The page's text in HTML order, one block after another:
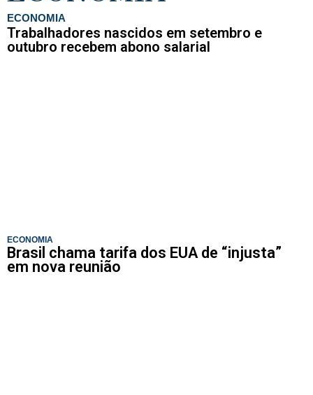
ECONOMIA
Trabalhadores nascidos em setembro e
outubro recebem abono salarial
ECONOMIA
Brasil chama tarifa dos EUA de “injusta”
em nova reunião